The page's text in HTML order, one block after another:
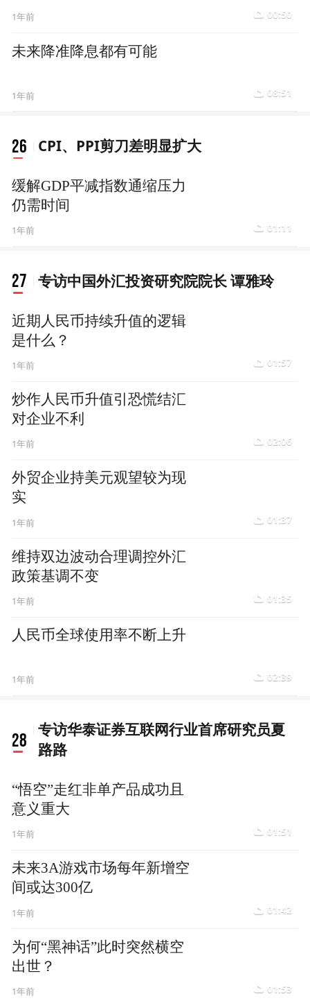
1年前 00:50
未来降准降息都有可能
1年前 08:51
26 CPI、PPI剪刀差明显扩大
缓解GDP平减指数通缩压力
仍需时间
1年前 01:11
27 专访中国外汇投资研究院院长 谭雅玲
近期人民币持续升值的逻辑
是什么？
1年前 01:57
炒作人民币升值引恐慌结汇
对企业不利
1年前 02:06
外贸企业持美元观望较为现
实
1年前 01:37
维持双边波动合理调控外汇
政策基调不变
1年前 01:35
人民币全球使用率不断上升
1年前 02:39
28
专访华泰证券互联网行业首席研究员夏
路路
“悟空”走红非单产品成功且
意义重大
1年前 01:51
未来3A游戏市场每年新增空
间或达300亿
1年前 01:42
为何“黑神话”此时突然横空
出世？
1年前 01:53